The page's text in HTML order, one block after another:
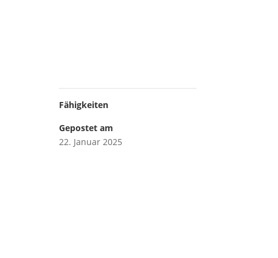
Fähigkeiten
Gepostet am
22. Januar 2025